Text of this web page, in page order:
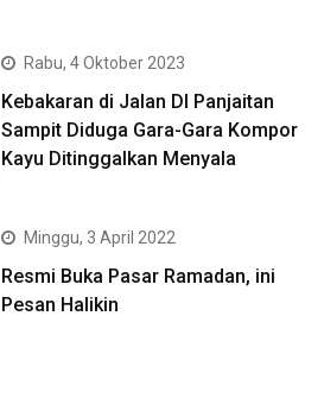
Rabu, 4 Oktober 2023
Kebakaran di Jalan DI Panjaitan
Sampit Diduga Gara-Gara Kompor
Kayu Ditinggalkan Menyala
Minggu, 3 April 2022
Resmi Buka Pasar Ramadan, ini
Pesan Halikin